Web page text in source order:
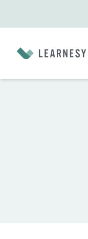
innholdet